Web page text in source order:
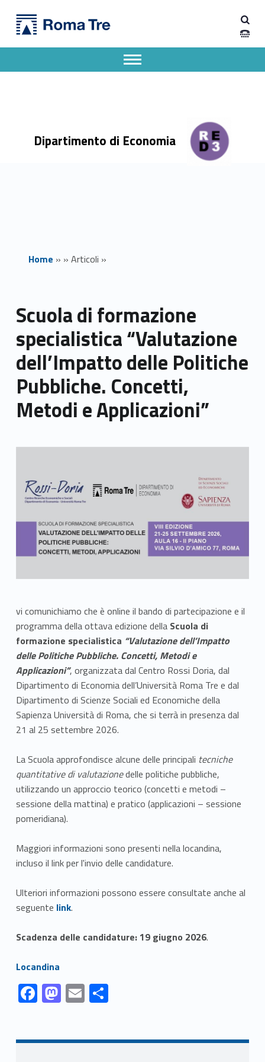
Scuola di formazione specialistica “Valutazione dell’Impatto delle Politiche Pubbliche. Concetti, Metodi e Applicazioni” - Dipartimento di Economia
Dipartimento di Economia
Apri il menu secondario
Header info sidebar
Home » » Articoli »
Scuola di formazione
specialistica “Valutazione
dell’Impatto delle Politiche
Pubbliche. Concetti,
Metodi e Applicazioni”
Link identifier archive #link-archive-thumb-soap-71267
vi comunichiamo che è online il bando di partecipazione e il
programma della ottava edizione della Scuola di
formazione specialistica “Valutazione dell’Impatto
delle Politiche Pubbliche. Concetti, Metodi e
Applicazioni”, organizzata dal Centro Rossi Doria, dal
Dipartimento di Economia dell’Università Roma Tre e dal
Dipartimento di Scienze Sociali ed Economiche della
Sapienza Università di Roma, che si terrà in presenza dal
21 al 25 settembre 2026.
La Scuola approfondisce alcune delle principali tecniche
quantitative di valutazionedelle politiche pubbliche,
utilizzando un approccio teorico (concetti e metodi –
sessione della mattina) e pratico (applicazioni – sessione
pomeridiana).
Maggiori informazioni sono presenti nella locandina,
incluso il link per l'invio delle candidature.
Ulteriori informazioni possono essere consultate anche al
seguente Link identifier #identifier__141320-1
link.
Scadenza delle candidature: 19 giugno 2026.
Link identifier #identifier__41063-2Locandina
Link identifier #identifier__30518-1
F
ac
b
Link identifier #identifier__137754-2 M
as
d
Link identifier #identifier__68221-3 E
m
l
Link identifier #identifier__185148-4 C
o
di